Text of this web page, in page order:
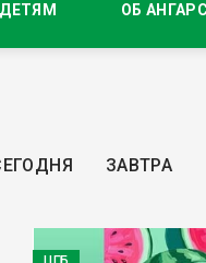
ДЕТЯМ ОБ
ЗАВТРА